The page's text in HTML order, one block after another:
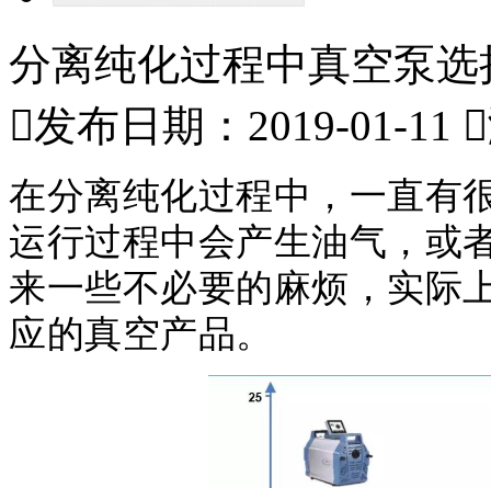
分离纯化过程中真空泵选
发布日期：2019-01-11 
在分离纯化过程中，一直有
运行过程中会产生油气，或
来一些不必要的麻烦，实际
应的真空产品。